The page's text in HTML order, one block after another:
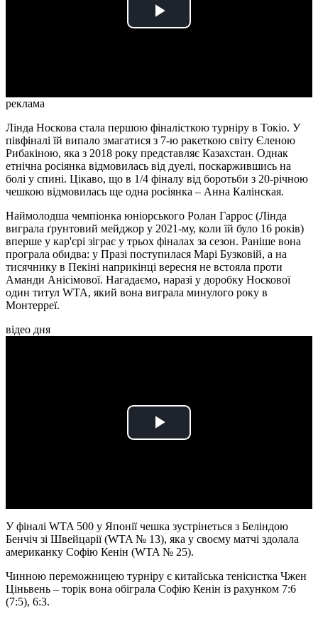
Play
реклама
Лінда Носкова стала першою фіналісткою турніру в Токіо. У
півфіналі їй випало змагатися з 7-ю ракеткою світу Єленою
Рибакіною, яка з 2018 року представляє Казахстан. Однак
етнічна росіянка відмовилась від дуелі, поскаржившись на
болі у спині. Цікаво, що в 1/4 фіналу від боротьби з 20-річною
чешкою відмовилась ще одна росіянка – Анна Калінская.
Наймолодша чемпіонка юніорського Ролан Гаррос (Лінда
виграла ґрунтовий мейджор у 2021-му, коли їй було 16 років)
вперше у кар'єрі зіграє у трьох фіналах за сезон. Раніше вона
програла обидва: у Празі поступилася Марі Бузковій, а на
тисячнику в Пекіні наприкінці вересня не встояла проти
Аманди Анісімової. Нагадаємо, наразі у доробку Носкової
один титул WTA, який вона виграла минулого року в
Монтерреї.
відео дня
Play
У фіналі WTA 500 у Японії чешка зустрінеться з Беліндою
Бенчіч зі Швейцарії (WTA № 13), яка у своєму матчі здолала
американку Софію Кенін (WTA № 25).
Чинною переможницею турніру є китайська тенісистка Чжен
Ціньвень – торік вона обіграла Софію Кенін із рахунком 7:6
(7:5), 6:3.